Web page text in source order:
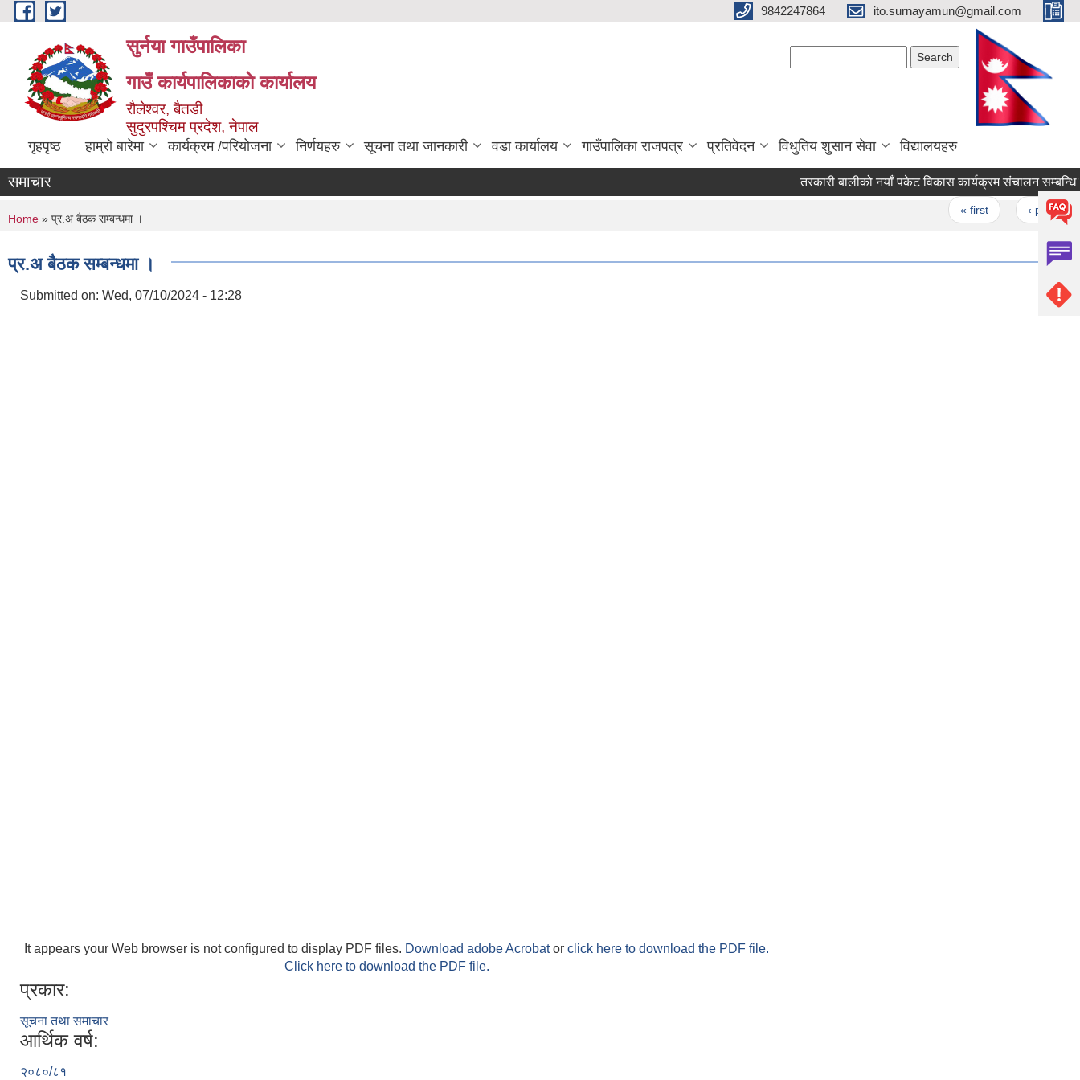
Skip to main content 9842247864 ito.surnayamun@gmail.com
सुर्नया गाउँपालिका
गाउँ कार्यपालिकाकाे कार्यालय
रौलेश्वर, बैतडी
सुदुरपश्चिम प्रदेश, नेपाल
गृहपृष्ठ हाम्रो बारेमा कार्यक्रम /परियोजना निर्णयहरु सूचना तथा जानकारी वडा कार्यालय गाउँपालिका राजपत्र प्रतिवेदन विधुतिय शुसान सेवा विद्यालयहरु
समाचार तरकारी बालीको
« first ‹ previous
You are here
Home » प्र.अ बैठक सम्बन्धमा ।
प्र.अ बैठक सम्बन्धमा ।
Submitted on: Wed, 07/10/2024 - 12:28
It appears your Web browser is not configured to display PDF files. Download adobe Acrobator click here to download the PDF file.
Click here to download the PDF file.
प्रकार:
सूचना तथा समाचार
आर्थिक वर्ष:
२०८०/८१